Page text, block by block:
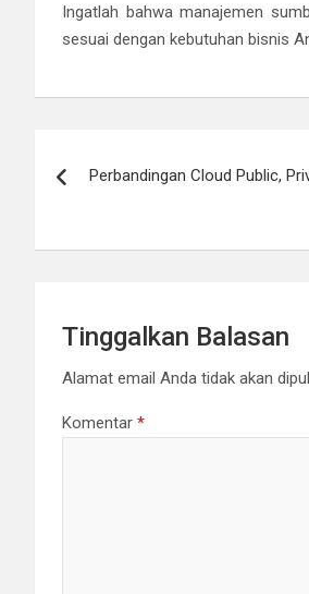
Ingatlah bahwa manajemen
sesuai dengan kebutuhan bisnis
posPerbandingan Cloud Public,
Tinggalkan Balasan
Alamat email Anda tidak akan
Komentar *